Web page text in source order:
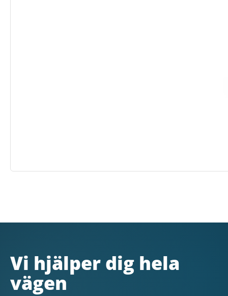
Vi hjälper dig hela
vägen